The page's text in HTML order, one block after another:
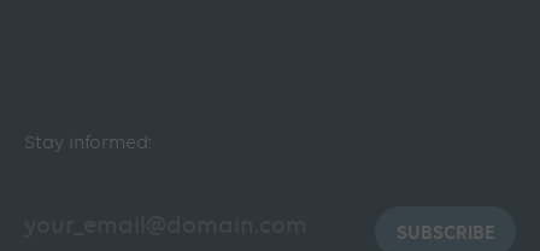
Stay informed:
SUBSCRIBE